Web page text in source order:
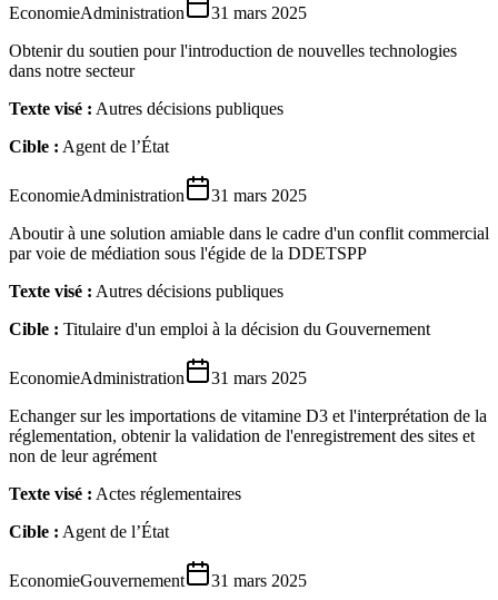
EconomieAdministration
31 mars 2025
Obtenir du soutien pour l'introduction de nouvelles technologies
dans notre secteur
Texte visé : Autres décisions publiques
Cible : Agent de l’État
EconomieAdministration
31 mars 2025
Aboutir à une solution amiable dans le cadre d'un conflit commercial
par voie de médiation sous l'égide de la DDETSPP
Texte visé : Autres décisions publiques
Cible : Titulaire d'un emploi à la décision du Gouvernement
EconomieAdministration
31 mars 2025
Echanger sur les importations de vitamine D3 et l'interprétation de la
réglementation, obtenir la validation de l'enregistrement des sites et
non de leur agrément
Texte visé : Actes réglementaires
Cible : Agent de l’État
EconomieGouvernement 31 mars 2025